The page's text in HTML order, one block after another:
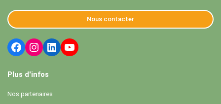
Nous contacter
Plus d'infos
Nos partenaires